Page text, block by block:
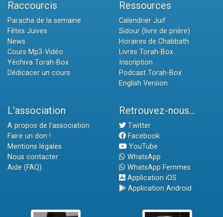
Raccourcis
Paracha de la semaine
Fêtes Juives
News
Cours Mp3-Vidéo
Yéchiva Torah-Box
Dédicacer un cours
Ressources
Calendrier Juif
Sidour (livre de prière)
Horaires de Chabbath
Livres Torah-Box
Inscription
Podcast Torah-Box
English Version
L'association
A propos de l'association
Faire un don !
Mentions légales
Nous contacter
Aide (FAQ)
Retrouvez-nous...
Twitter
Facebook
YouTube
WhatsApp
WhatsApp Femmes
Application iOS
Application Android